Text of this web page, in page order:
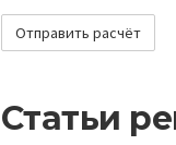
Статьи